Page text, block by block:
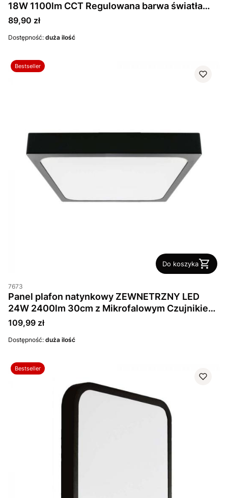
18W 1100lm CCT Regulowana barwa światła
IP44 Biały / Popiel
Cena
89,90 zł
Dostępność: duża ilość
Bestseller
Do koszyka
7673
Panel plafon natynkowy ZEWNETRZNY LED
24W 2400lm 30cm z Mikrofalowym Czujnikiem
Cena
109,99 zł
Dostępność: duża ilość
Bestseller